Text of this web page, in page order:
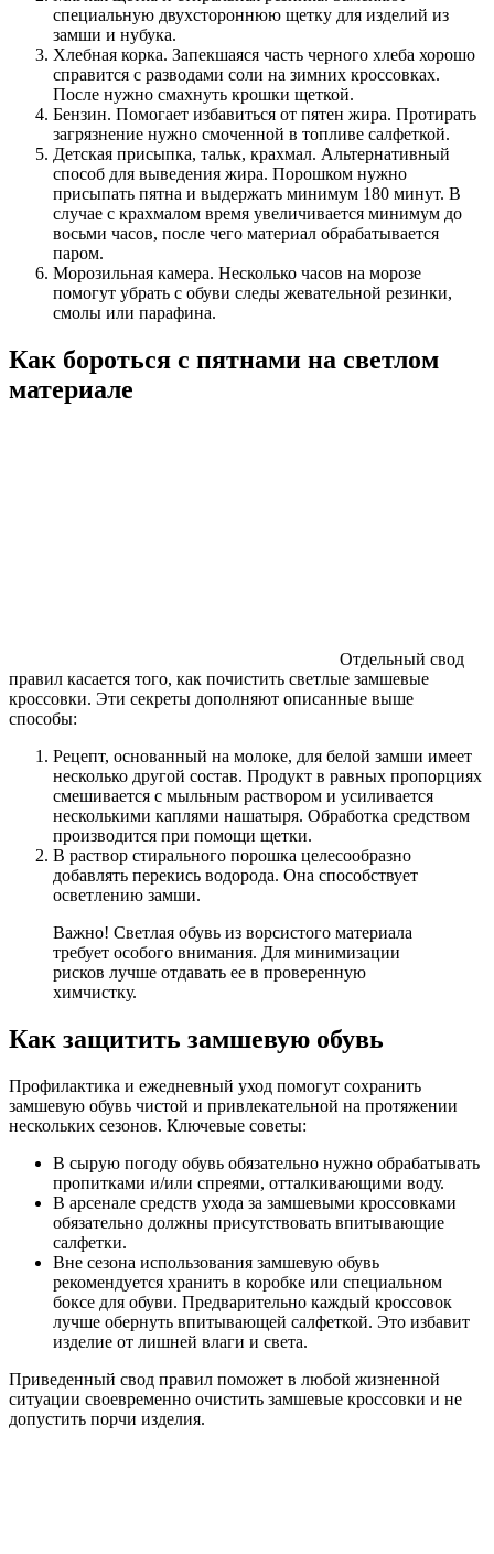
специальную двухстороннюю щетку для изделий из
замши и нубука.
Хлебная корка. Запекшаяся часть черного хлеба хорошо
справится с разводами соли на зимних кроссовках.
После нужно смахнуть крошки щеткой.
Бензин. Помогает избавиться от пятен жира. Протирать
загрязнение нужно смоченной в топливе салфеткой.
Детская присыпка, тальк, крахмал. Альтернативный
способ для выведения жира. Порошком нужно
присыпать пятна и выдержать минимум 180 минут. В
случае с крахмалом время увеличивается минимум до
восьми часов, после чего материал обрабатывается
паром.
Морозильная камера. Несколько часов на морозе
помогут убрать с обуви следы жевательной резинки,
смолы или парафина.
Как бороться с пятнами на светлом
материале
Отдельный свод
правил касается того, как почистить светлые замшевые
кроссовки. Эти секреты дополняют описанные выше
способы:
Рецепт, основанный на молоке, для белой замши имеет
несколько другой состав. Продукт в равных пропорциях
смешивается с мыльным раствором и усиливается
несколькими каплями нашатыря. Обработка средством
производится при помощи щетки.
В раствор стирального порошка целесообразно
добавлять перекись водорода. Она способствует
осветлению замши.
Важно! Светлая обувь из ворсистого материала
требует особого внимания. Для минимизации
рисков лучше отдавать ее в проверенную
химчистку.
Как защитить замшевую обувь
Профилактика и ежедневный уход помогут сохранить
замшевую обувь чистой и привлекательной на протяжении
нескольких сезонов. Ключевые советы:
В сырую погоду обувь обязательно нужно обрабатывать
пропитками и/или спреями, отталкивающими воду.
В арсенале средств ухода за замшевыми кроссовками
обязательно должны присутствовать впитывающие
салфетки.
Вне сезона использования замшевую обувь
рекомендуется хранить в коробке или специальном
боксе для обуви. Предварительно каждый кроссовок
лучше обернуть впитывающей салфеткой. Это избавит
изделие от лишней влаги и света.
Приведенный свод правил поможет в любой жизненной
ситуации своевременно очистить замшевые кроссовки и не
допустить порчи изделия.